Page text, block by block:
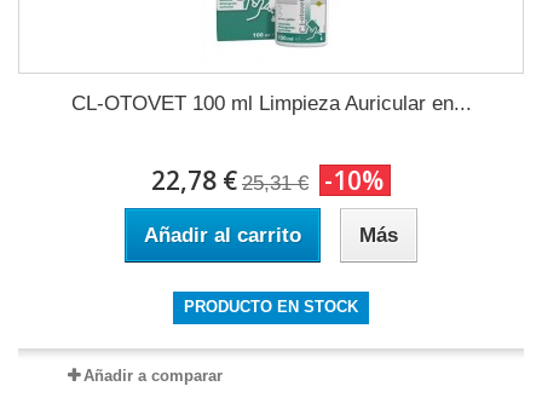
CL-OTOVET 100 ml Limpieza Auricular en...
22,78 € 25,31 € -10%
Añadir al carrito Más
PRODUCTO EN STOCK
Añadir a comparar